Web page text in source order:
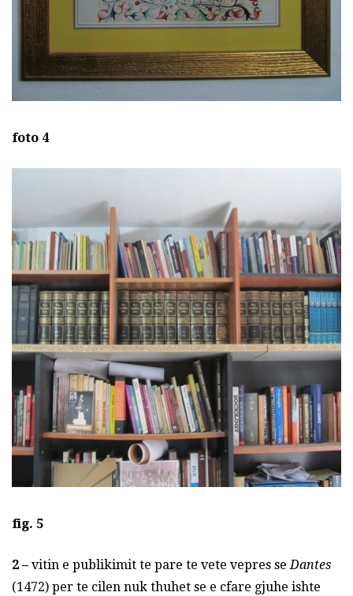
foto 4
fig. 5
2 – vitin e publikimit te pare te vete vepres se Dantes
(1472) per te cilen nuk thuhet se e cfare gjuhe ishte